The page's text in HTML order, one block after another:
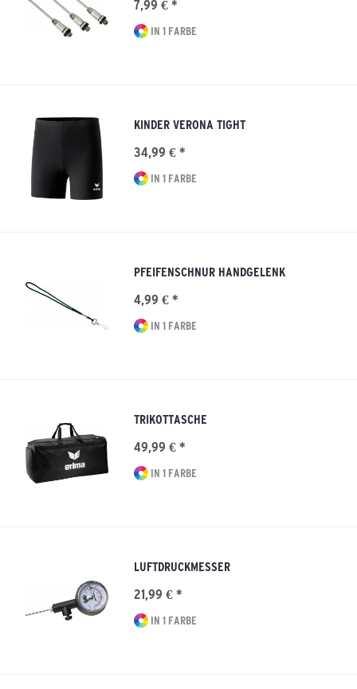
7,99 € *
IN 1 FARBE
KINDER VERONA TIGHT
34,99 € *
IN 1 FARBE
PFEIFENSCHNUR HANDGELENK
4,99 € *
IN 1 FARBE
TRIKOTTASCHE
49,99 € *
IN 1 FARBE
LUFTDRUCKMESSER
21,99 € *
IN 1 FARBE